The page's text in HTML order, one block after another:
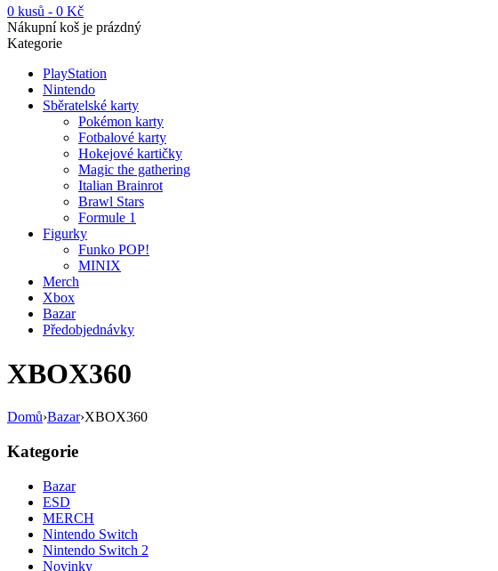
0 kusů - 0 Kč
Nákupní koš je prázdný
Kategorie
PlayStation
Nintendo
Sběratelské karty
Pokémon karty
Fotbalové karty
Hokejové kartičky
Magic the gathering
Italian Brainrot
Brawl Stars
Formule 1
Figurky
Funko POP!
MINIX
Merch
Xbox
Bazar
Předobjednávky
XBOX360
Domů›Bazar›XBOX360
Kategorie
Bazar
ESD
MERCH
Nintendo Switch
Nintendo Switch 2
Novinky